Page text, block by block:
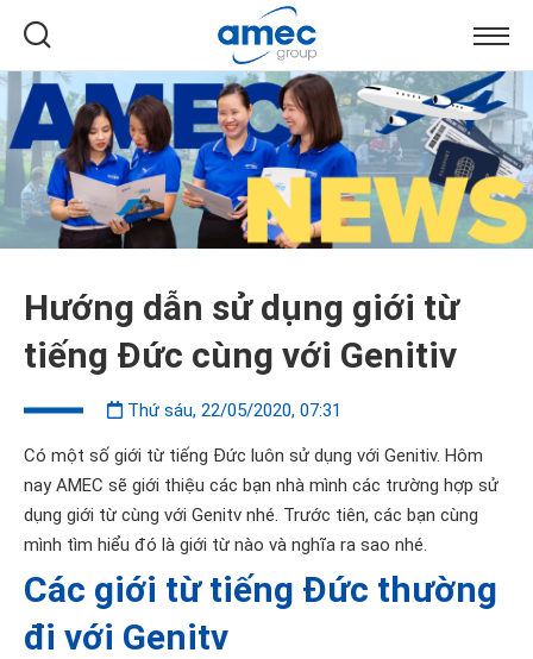
Hướng dẫn sử dụng giới từ
tiếng Đức cùng với Genitiv
Thứ sáu, 22/05/2020, 07:31
Có một số giới từ tiếng Đức luôn sử dụng với Genitiv. Hôm
nay AMEC sẽ giới thiệu các bạn nhà mình các trường hợp sử
dụng giới từ cùng với Genitv nhé. Trước tiên, các bạn cùng
mình tìm hiểu đó là giới từ nào và nghĩa ra sao nhé.
Các giới từ tiếng Đức thường
đi với Genitv